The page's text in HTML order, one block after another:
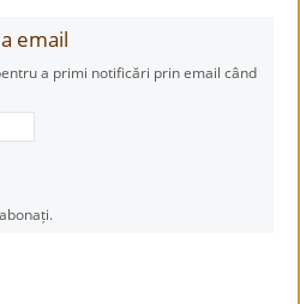
email
a primi notificări prin email când